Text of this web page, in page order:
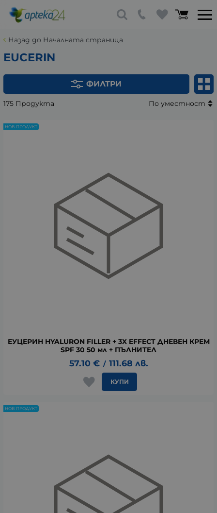
Назад до Началната страница
EUCERIN
ФИЛТРИ
175 Продукта По уместност
ЕУЦЕРИН HYALURON FILLER + 3X EFFECT ДНЕВЕН КРЕМ
SPF 30 50 мл + ПЪЛНИТЕЛ
57.10 € / 111.68 лв.
КУПИ
НОВ ПРОДУКТ
НОВ ПРОДУКТ